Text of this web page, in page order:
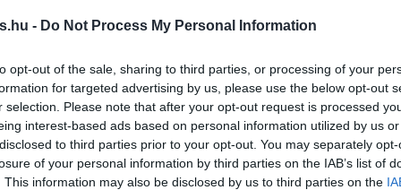
- Do Not Process My Personal Information
opt-out of the sale, sharing to third parties, or processing of your
for targeted advertising by us, please use the below opt-out
selection. Please note that after your opt-out request is processed
interest-based ads based on personal information utilized by us
to third parties prior to your opt-out. You may separately
of your personal information by third parties on the IAB’s list of
This information may also be disclosed by us to third parties on the
mellett az "előrelátó beszerzési
- mondta az Entega igazgatótanácsi elnöke, aki
ágazati érdekképviselet, az energetikai és
vállalatok szövetségének (BDEW) vezetője.
a Frankfurter Allgemeine Zeitung című lapban